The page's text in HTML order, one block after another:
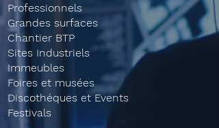
Professionnels
Grandes surfaces
Chantier BTP
Sites Industriels
Immeubles
Foires et musées
Discothéques et Events
Festivals